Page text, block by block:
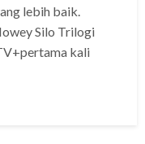
lebih baik.
Silo Trilogi
kali